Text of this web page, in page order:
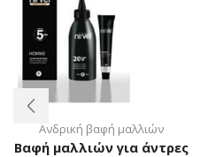
Ανδρική βαφή μαλλιών
Βαφή μαλλιών για άντρες